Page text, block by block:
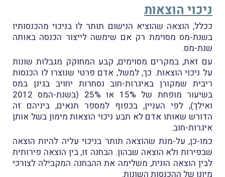
ניכוי הוצאות
ככלל, הוצאה שהוציא הנישום תותר לו בניכוי מהכנסותיו
בשנת-מס מסוימת רק אם שימשה לייצור הכנסה באותה
שנת-מס.
עם זאת, במקרים מסוימים, קבע המחוקק מגבלות שונות
על ניכוי הוצאות. כך, למשל, אדם פרטי שנוצרו לו הכנסות
ריבית שמקורן באיגרות-חוב נסחרות יחויב בגינן במס
בשיעור מופחת של 15% או 25% (בשנת-המס 2012
ואילך), לפי העניין, בכפוף למספר תנאים, ביניהם זה
הדורש שאותו אדם לא תבע ניכוי הוצאות מימון בשל אותן
איגרות-חוב.
כמו-כן, על-מנת שהוֹצאה תותר בניכוי עליה להיות הוצאה
שבפירות ולא הוצאה שבהון. הבחנה זו, בין הוצאה פירותית
לבין הוצאה הונית, משלימה את ההבחנה המקבילה לצורכי
מיונָן של ההכנסות השונות.